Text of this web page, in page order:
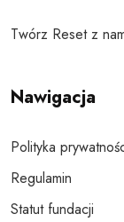
Twórz Reset z
Nawigacja
Polityka
Regulamin
Statut fundacji